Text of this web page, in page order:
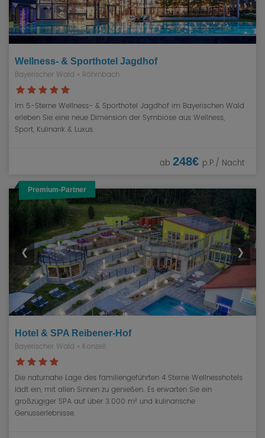
Wellness- & Sporthotel Jagdhof
Bayerischer Wald » Röhrnbach
Im 5-Sterne Wellness- & Sporthotel Jagdhof im Bayerischen Wald
erleben Sie eine neue Dimension der Symbiose aus Wellness,
Sport, Kulinarik & Luxus.
ab 248€ p.P./ Nacht
Premium-Partner
❮ ❯
Hotel & SPA Reibener-Hof
Bayerischer Wald » Konzell
Die naturnahe Lage des familiengeführten 4 Sterne Wellnesshotels
lädt ein, mit allen Sinnen zu genießen. Es erwarten Sie ein
großzügiger SPA auf über 3.000 m² und kulinarische
Genusserlebnisse.